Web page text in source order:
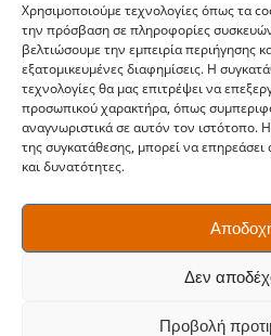
Χρησιμοποιούμε τεχνολογίες όπως τα
την πρόσβαση σε πληροφορίες
βελτιώσουμε την εμπειρία περιήγησης
εξατομικευμένες διαφημίσεις. Η
τεχνολογίες θα μας επιτρέψει να
προσωπικού χαρακτήρα, όπως
αναγνωριστικά σε αυτόν τον ιστότοπο.
της συγκατάθεσης, μπορεί να επηρεάσει
και δυνατότητες.
Δεν
Προβολή
Κοπή Bypass
Κατάλληλο για χλωρό
ξύλο. Δυνατότητα
μίσχο. Και οι δύο
στο ξύλο
μια καθαρή κοπή με
από συμπίεση (η μία